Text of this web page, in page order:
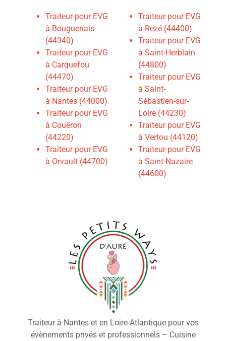
Traiteur pour EVG
à Bouguenais
(44340)
Traiteur pour EVG
à Carquefou
(44470)
Traiteur pour EVG
à Nantes (44000)
Traiteur pour EVG
à Couëron
(44220)
Traiteur pour EVG
à Orvault (44700)
Traiteur pour EVG
à Rezé (44400)
Traiteur pour EVG
à Saint-Herblain
(44800)
Traiteur pour EVG
à Saint-
Sébastien-sur-
Loire (44230)
Traiteur pour EVG
à Vertou (44120)
Traiteur pour EVG
à Saint-Nazaire
(44600)
Traiteur à Nantes et en Loire-Atlantique pour vos
évènements privés et professionnels – Cuisine